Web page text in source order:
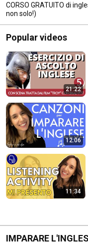
CORSO GRATUITO di
non solo!)
Popular videos
21:22
12:06
11:34
IMPARARE